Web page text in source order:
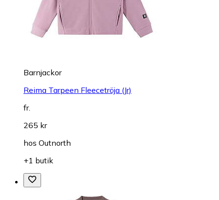
Barnjackor
Reima Tarpeen Fleecetröja (Jr)
fr.
265 kr
hos Outnorth
+1 butik